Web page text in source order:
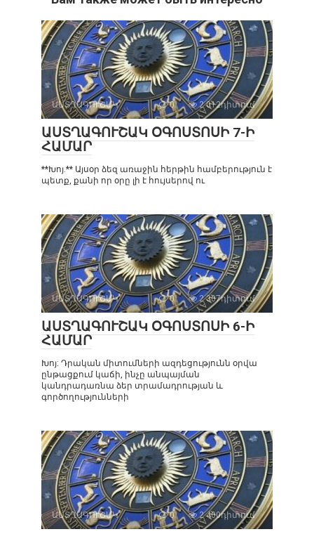
ԱՍՏՂԱԳՈՒՇԱԿ 0 2 012դիտում
ԱՍՏՂԱԳՈՒՇԱԿ ՕԳՈՍՏՈՍԻ 7-Ի
ՀԱՄԱՐ
**Խոյ.** Այսօր ձեզ առաջին հերթին համբերություն է
պետք, քանի որ օրը լի է հույսերով ու
ԱՍՏՂԱԳՈՒՇԱԿ 0 2 307դիտում
ԱՍՏՂԱԳՈՒՇԱԿ ՕԳՈՍՏՈՍԻ 6-Ի
ՀԱՄԱՐ
Խոյ: Դրական միտումների ազդեցությունն օրվա
ընթացքում կաճի, ինչը անպայման
կանդրադառնա ձեր տրամադրության և
գործողությունների
ԱՍՏՂԱԳՈՒՇԱԿ 0 2 400դիտում